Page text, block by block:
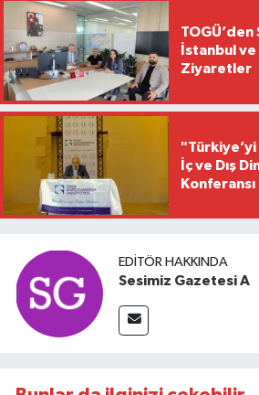
İstanbul
Ziyaretler
"Türkiye’yi
İç ve Dış
Konferansı
EDITÖR HAKKINDA
Sesimiz Gazetesi A